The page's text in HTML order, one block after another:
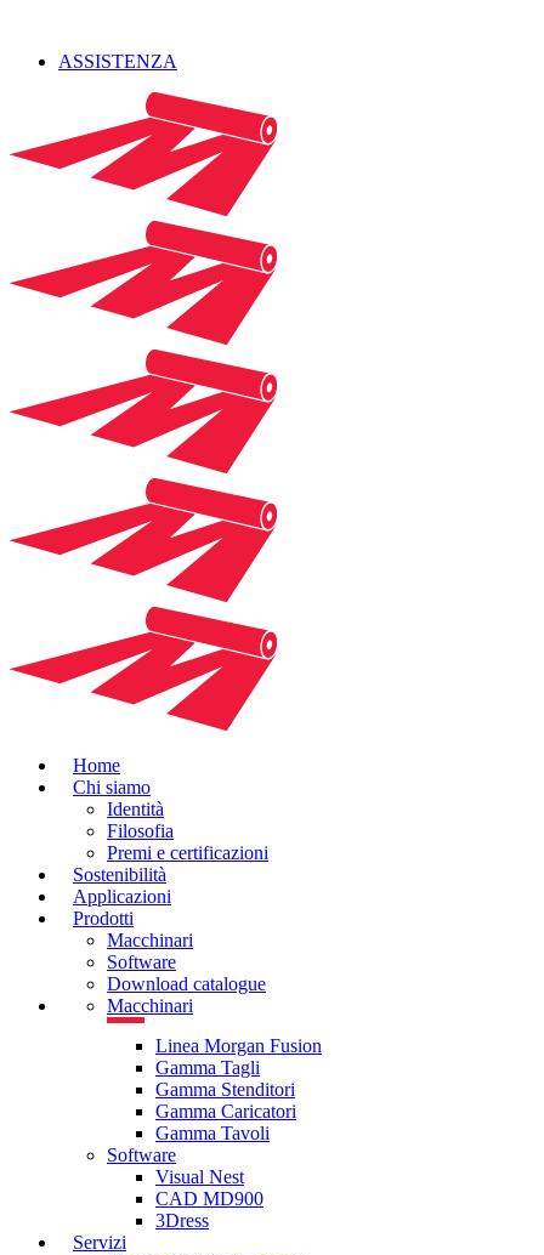
ASSISTENZA
Home
Chi siamo
Identità
Filosofia
Premi e certificazioni
Sostenibilità
Applicazioni
Prodotti
Macchinari
Software
Download catalogue
Macchinari
Linea Morgan Fusion
Gamma Tagli
Gamma Stenditori
Gamma Caricatori
Gamma Tavoli
Software
Visual Nest
CAD MD900
3Dress
Servizi